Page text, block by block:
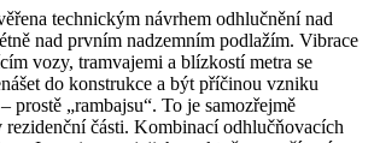
technickým návrhem odhlučnění nad
nad prvním nadzemním podlažím. Vibrace
vozy, tramvajemi a blízkostí metra se
do konstrukce a být příčinou vzniku
prostě „rambajsu“. To je samozřejmě
rezidenční části. Kombinací odhlučňovacích